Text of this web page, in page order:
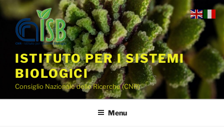
ISTITUTO PER I SISTEMI
BIOLOGICI
Consiglio Nazionale delle Ricerche (CNR)
Menu